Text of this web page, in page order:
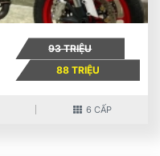
93 TRIỆU
88 TRIỆU
6 CẤP